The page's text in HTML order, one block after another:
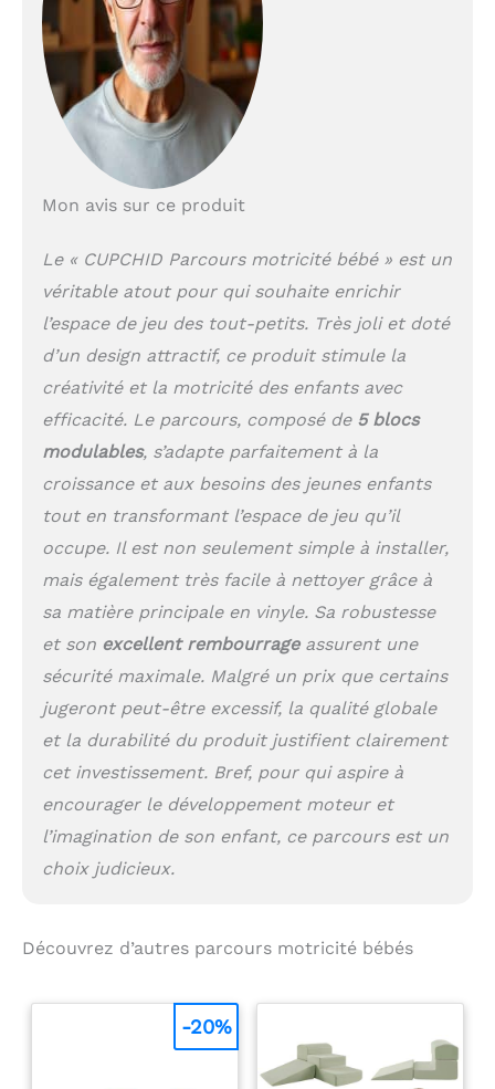
Mon avis sur ce produit
Le « CUPCHID Parcours motricité bébé » est un
véritable atout pour qui souhaite enrichir
l’espace de jeu des tout-petits. Très joli et doté
d’un design attractif, ce produit stimule la
créativité et la motricité des enfants avec
efficacité. Le parcours, composé de 5 blocs
modulables, s’adapte parfaitement à la
croissance et aux besoins des jeunes enfants
tout en transformant l’espace de jeu qu’il
occupe. Il est non seulement simple à installer,
mais également très facile à nettoyer grâce à
sa matière principale en vinyle. Sa robustesse
et son excellent rembourrageassurent une
sécurité maximale. Malgré un prix que certains
jugeront peut-être excessif, la qualité globale
et la durabilité du produit justifient clairement
cet investissement. Bref, pour qui aspire à
encourager le développement moteur et
l’imagination de son enfant, ce parcours est un
choix judicieux.
Découvrez d’autres parcours motricité bébés
-20%